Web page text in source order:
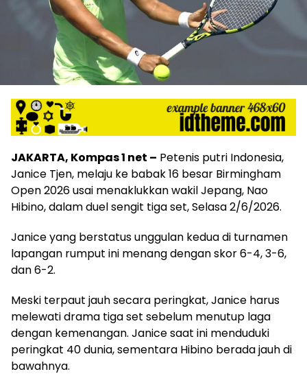
JAKARTA, Kompas 1 net – Petenis putri Indonesia,
Janice Tjen, melaju ke babak 16 besar Birmingham
Open 2026 usai menaklukkan wakil Jepang, Nao
Hibino, dalam duel sengit tiga set, Selasa 2/6/2026.
Janice yang berstatus unggulan kedua di turnamen
lapangan rumput ini menang dengan skor 6-4, 3-6,
dan 6-2.
Meski terpaut jauh secara peringkat, Janice harus
melewati drama tiga set sebelum menutup laga
dengan kemenangan. Janice saat ini menduduki
peringkat 40 dunia, sementara Hibino berada jauh di
bawahnya.